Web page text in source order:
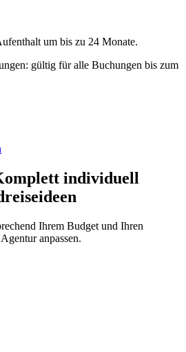
um bis zu 24 Monate.
gültig für alle Buchungen bis zum
individuell
Ihrem Budget und Ihren
anpassen.